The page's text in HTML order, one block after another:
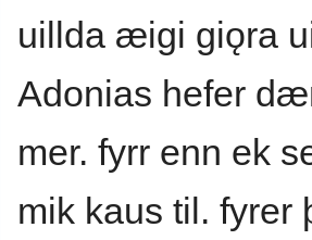
uillda æigi giǫra
Adonias hefer
mer. fyrr enn ek
mik kaus til. fyrer